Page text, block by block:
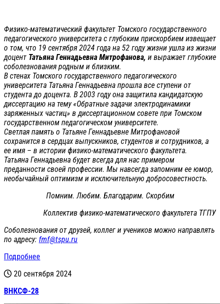
Физико-математический факультет Томского государственного
педагогического университета с глубоким прискорбием извещает
о том, что 19 сентября 2024 года на 52 году жизни ушла из жизни
доцент Татьяна Геннадьевна Митрофанова, и выражает глубокие
соболезнования родным и близким.
В стенах Томского государственного педагогического
университета Татьяна Геннадьевна прошла все ступени от
студента до доцента. В 2003 году она защитила кандидатскую
диссертацию на тему «Обратные задачи электродинамики
заряженных частиц» в диссертационном совете при Томском
государственном педагогическом университете.
Светлая память о Татьяне Геннадьевне Митрофановой
сохранится в сердцах выпускников, студентов и сотрудников, а
ее имя – в истории физико-математического факультета.
Татьяна Геннадьевна будет всегда для нас примером
преданности своей профессии. Мы навсегда запомним ее юмор,
необычайный оптимизм и исключительную добросовестность.
Помним. Любим. Благодарим. Скорбим
Коллектив физико-математического факультета ТГПУ
Соболезнования от друзей, коллег и учеников можно направлять
по адресу: fmf@tspu.ru
Подробнее
20 сентября 2024
ВНКСФ-28